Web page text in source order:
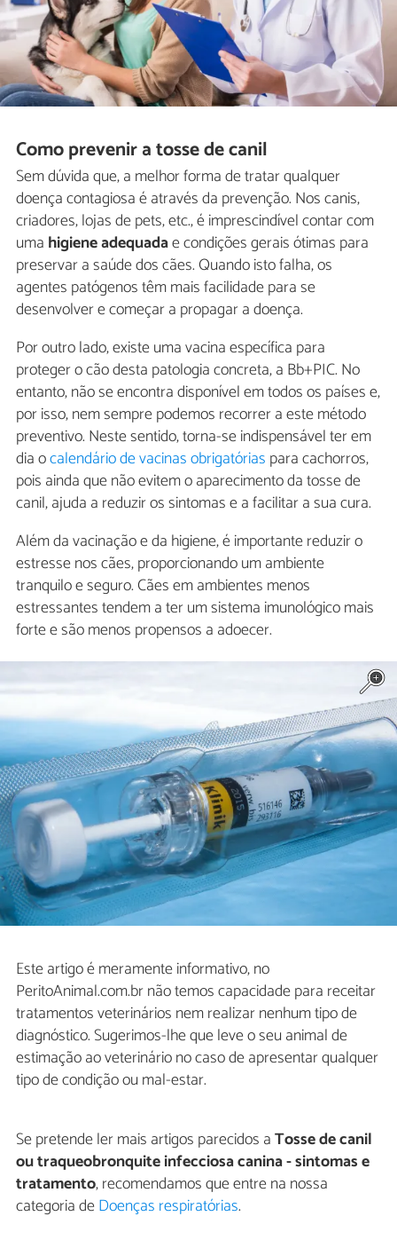
Como prevenir a tosse de canil
Sem dúvida que, a melhor forma de tratar qualquer
doença contagiosa é através da prevenção. Nos canis,
criadores, lojas de pets, etc., é imprescindível contar com
uma higiene adequadae condições gerais ótimas para
preservar a saúde dos cães. Quando isto falha, os
agentes patógenos têm mais facilidade para se
desenvolver e começar a propagar a doença.
Por outro lado, existe uma vacina específica para
proteger o cão desta patologia concreta, a Bb+PIC. No
entanto, não se encontra disponível em todos os países e,
por isso, nem sempre podemos recorrer a este método
preventivo. Neste sentido, torna-se indispensável ter em
dia ocalendário de vacinas obrigatórias para cachorros,
pois ainda que não evitem o aparecimento da tosse de
canil, ajuda a reduzir os sintomas e a facilitar a sua cura.
Além da vacinação e da higiene, é importante reduzir o
estresse nos cães, proporcionando um ambiente
tranquilo e seguro. Cães em ambientes menos
estressantes tendem a ter um sistema imunológico mais
forte e são menos propensos a adoecer.
Este artigo é meramente informativo, no
PeritoAnimal.com.br não temos capacidade para receitar
tratamentos veterinários nem realizar nenhum tipo de
diagnóstico. Sugerimos-lhe que leve o seu animal de
estimação ao veterinário no caso de apresentar qualquer
tipo de condição ou mal-estar.
Se pretende ler mais artigos parecidos aTosse de canil
ou traqueobronquite infecciosa canina - sintomas e
tratamento, recomendamos que entre na nossa
categoria deDoenças respiratórias.